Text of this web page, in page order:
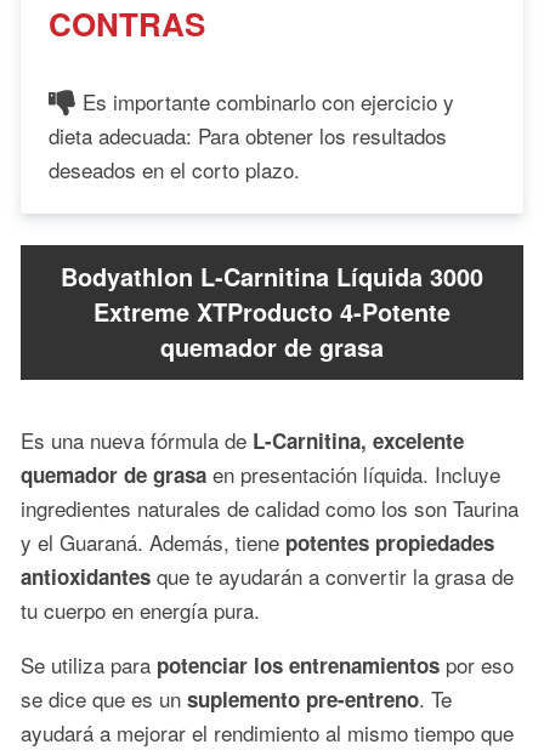
CONTRAS
Es importante combinarlo con ejercicio y
dieta adecuada: Para obtener los resultados
deseados en el corto plazo.
Bodyathlon L-Carnitina Líquida 3000
Extreme XTProducto 4-Potente
quemador de grasa
Es una nueva fórmula de L-Carnitina, excelente
quemador de grasa en presentación líquida. Incluye
ingredientes naturales de calidad como los son Taurina
y el Guaraná. Además, tiene potentes propiedades
antioxidantes que te ayudarán a convertir la grasa de
tu cuerpo en energía pura.
Se utiliza para potenciar los entrenamientos por eso
se dice que es un suplemento pre-entreno. Te
ayudará a mejorar el rendimiento al mismo tiempo que